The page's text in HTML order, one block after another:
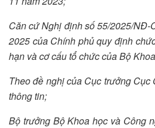
Căn cứ Nghị định số 55/2025/NĐ-
2025 của Chính phủ quy định
hạn và cơ cấu tổ chức của Bộ
Theo đề nghị của Cục trưởng
thông tin;
Bộ trưởng Bộ Khoa học và Công